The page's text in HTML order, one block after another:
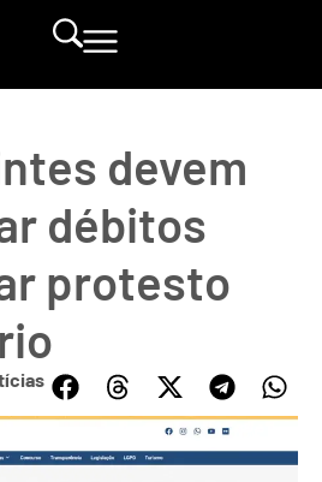
devem
débitos
protesto